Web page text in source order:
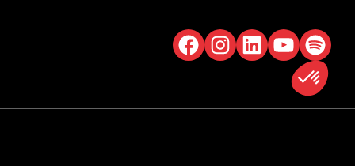
FacebookInstagramLinkedInYouTubeSpotify